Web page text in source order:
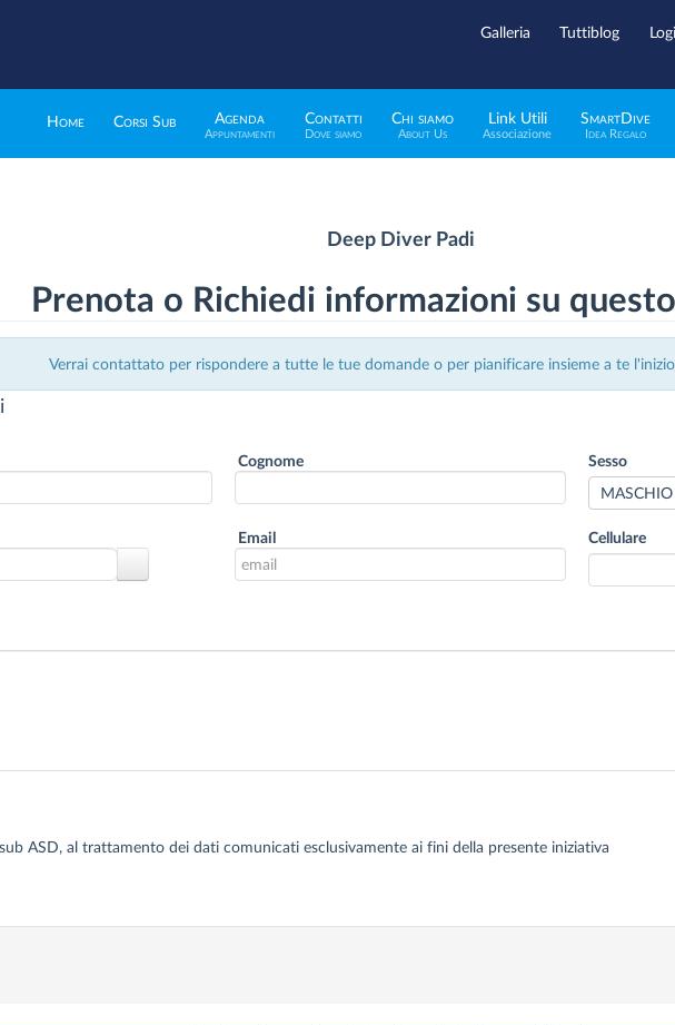
Galleria Tuttiblog
Home Corsi Sub Agenda
Appuntamenti
Contatti
Dove siamo
Chi siamo
About Us
Link Utili
Associazione
SmartDive
Idea Regalo
Deep Diver Padi
Prenota o Richiedi informazioni su
Verrai contattato per rispondere a tutte le tue domande o per pianificare insieme a te
Cognome Sesso
Email Cellulare
ASD, al trattamento dei dati comunicati esclusivamente ai fini della presente iniziativa